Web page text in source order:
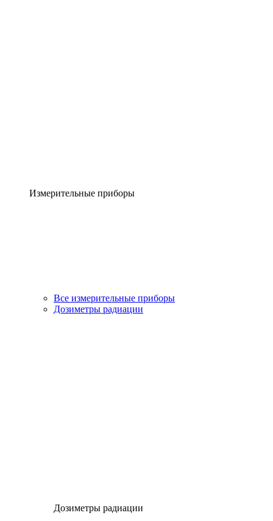
Измерительные приборы
Все измерительные приборы
Дозиметры радиации
Дозиметры радиации